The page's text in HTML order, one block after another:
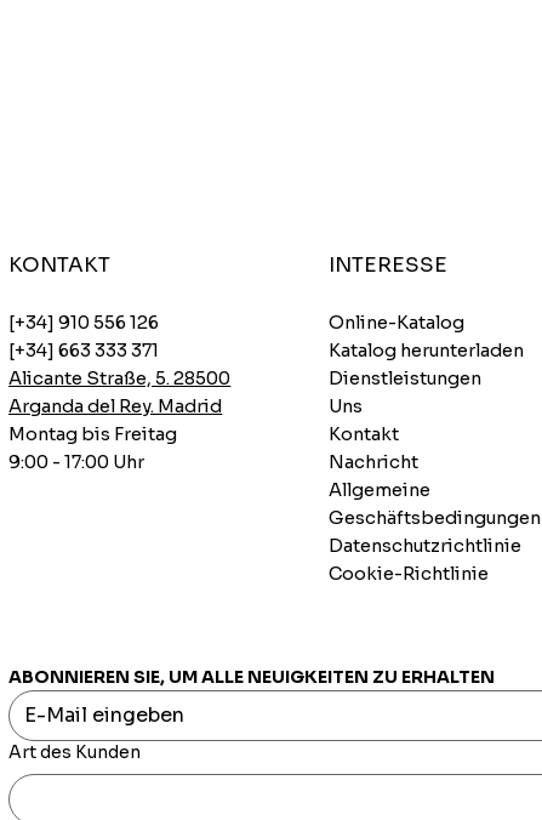
KONTAKT
[+34] 910 556 126
[+34] 663 333 371
Alicante Straße, 5. 28500
Arganda del Rey. Madrid
Montag bis Freitag
9:00 - 17:00 Uhr
INTERESSE
Online-Katalog
Katalog herunterladen
Dienstleistungen
Uns
Kontakt
Nachricht
Allgemeine
Geschäftsbedingungen
Datenschutzrichtlinie
Cookie-Richtlinie
ABONNIEREN SIE, UM ALLE NEUIGKEITEN ZU ERHALTEN
Art des Kunden